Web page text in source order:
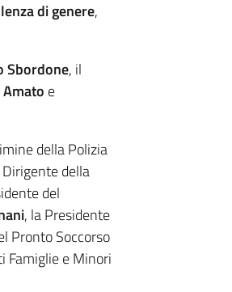
di genere,
Sbordone, il
Amato e
della Polizia
della
del
, la Presidente
Pronto Soccorso
Famiglie e Minori